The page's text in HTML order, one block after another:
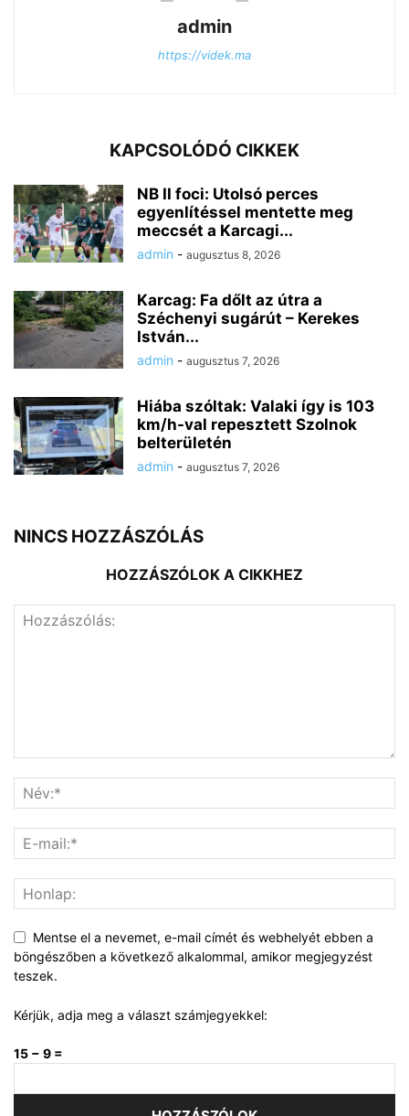
admin
https://videk.ma
KAPCSOLÓDÓ CIKKEK
NB II foci: Utolsó perces
egyenlítéssel mentette meg
meccsét a Karcagi...
admin - augusztus 8, 2026
Karcag: Fa dőlt az útra a
Széchenyi sugárút – Kerekes
István...
admin - augusztus 7, 2026
Hiába szóltak: Valaki így is 103
km/h-val repesztett Szolnok
belterületén
admin - augusztus 7, 2026
NINCS HOZZÁSZÓLÁS
HOZZÁSZÓLOK A CIKKHEZ
Mentse el a nevemet, e-mail címét és webhelyét ebben a
böngészőben a következő alkalommal, amikor megjegyzést
teszek.
Kérjük, adja meg a választ számjegyekkel:
15 − 9 =